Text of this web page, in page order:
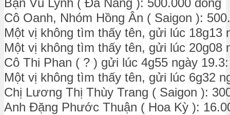
Bạn Vũ Lynh ( Đà Nẵng ): 500.000 đồng
Cô Oanh, Nhóm Hồng Ân ( Saigon ):
Một vị không tìm thấy tên, gửi lúc 18g13
Một vị không tìm thấy tên, gửi lúc 20g08
Cô Thi Phan ( ? ) gửi lúc 4g55 ngày
Một vị không tìm thấy tên, gửi lúc 6g32
Chị Lương Thị Thùy Trang ( Saigon ):
Anh Đặng Phước Thuận ( Hoa Kỳ ):